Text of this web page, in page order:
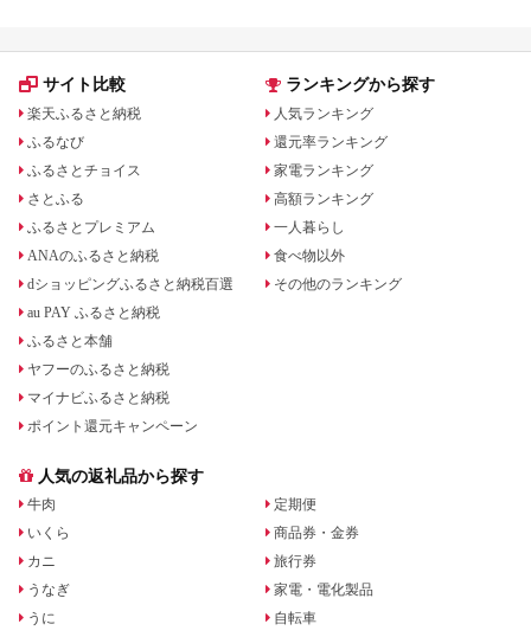
サイト比較
楽天ふるさと納税
ふるなび
ふるさとチョイス
さとふる
ふるさとプレミアム
ANAのふるさと納税
dショッピングふるさと納税百選
au PAY ふるさと納税
ふるさと本舗
ヤフーのふるさと納税
マイナビふるさと納税
ポイント還元キャンペーン
ランキングから探す
人気ランキング
還元率ランキング
家電ランキング
高額ランキング
一人暮らし
食べ物以外
その他のランキング
人気の返礼品から探す
牛肉
いくら
カニ
うなぎ
うに
定期便
商品券・金券
旅行券
家電・電化製品
自転車